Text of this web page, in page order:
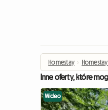
Homestay ›
Inne oferty, które
Wideo